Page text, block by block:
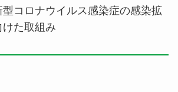
型コロナウイルス感染症の感染拡
た取組み